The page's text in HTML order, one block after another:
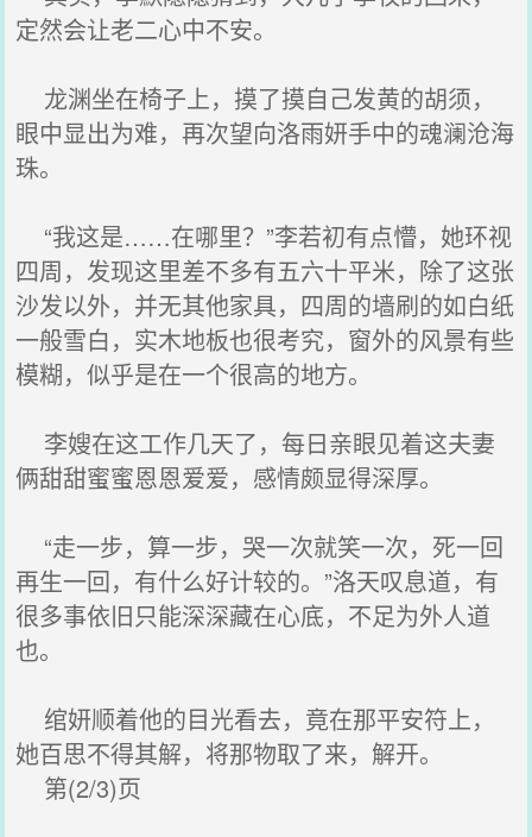
定然会让老二心中不安。
龙渊坐在椅子上，摸了摸自己发黄的胡须，
眼中显出为难，再次望向洛雨妍手中的魂澜沧海
珠。
“我这是……在哪里？”李若初有点懵，她环视
四周，发现这里差不多有五六十平米，除了这张
沙发以外，并无其他家具，四周的墙刷的如白纸
一般雪白，实木地板也很考究，窗外的风景有些
模糊，似乎是在一个很高的地方。
李嫂在这工作几天了，每日亲眼见着这夫妻
俩甜甜蜜蜜恩恩爱爱，感情颇显得深厚。
“走一步，算一步，哭一次就笑一次，死一回
再生一回，有什么好计较的。”洛天叹息道，有
很多事依旧只能深深藏在心底，不足为外人道
也。
绾妍顺着他的目光看去，竟在那平安符上，
她百思不得其解，将那物取了来，解开。
第(2/3)页